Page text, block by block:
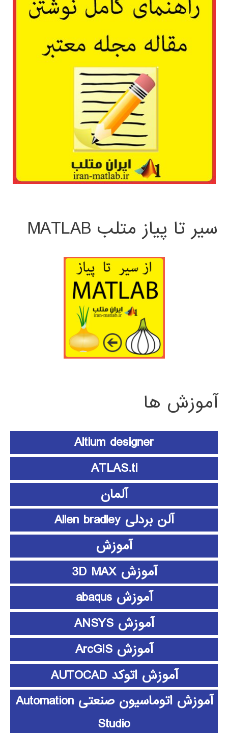
سیر تا پیاز متلب MATLAB
آموزش ها
Altium designer
ATLAS.ti
آلمان
آلن بردلی Allen bradley
آموزش
آموزش 3D MAX
آموزش abaqus
آموزش ANSYS
آموزش ArcGIS
آموزش اتوکد AUTOCAD
آموزش اتوماسیون صنعتی Automation
Studio